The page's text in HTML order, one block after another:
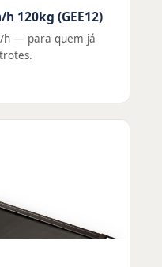
120kg (GEE12)
h — para quem já